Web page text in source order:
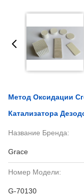
Метод Оксидации
Катализатора
Название Бренда:
Grace
Номер Модели:
G-70130